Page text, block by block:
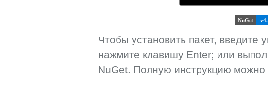
NuGet
Чтобы установить пакет, введите
нажмите клавишу Enter; или
NuGet. Полную инструкцию можно